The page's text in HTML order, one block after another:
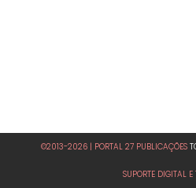
©2013-2026 | PORTAL 27 PUBLICAÇÕES
SUPORTE DIGITAL